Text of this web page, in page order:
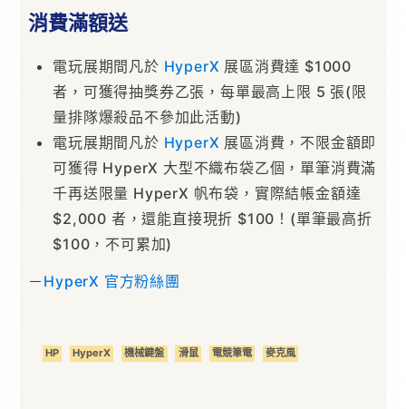
消費滿額送
電玩展期間凡於 HyperX 展區消費達 $1000
者，可獲得抽獎券乙張，每單最高上限 5 張(限
量排隊爆殺品不參加此活動)
電玩展期間凡於 HyperX 展區消費，不限金額即
可獲得 HyperX 大型不織布袋乙個，單筆消費滿
千再送限量 HyperX 帆布袋，實際結帳金額達
$2,000 者，還能直接現折 $100！(單筆最高折
$100，不可累加)
－ HyperX 官方粉絲團
HP HyperX 機械鍵盤 滑鼠 電競筆電 麥克風